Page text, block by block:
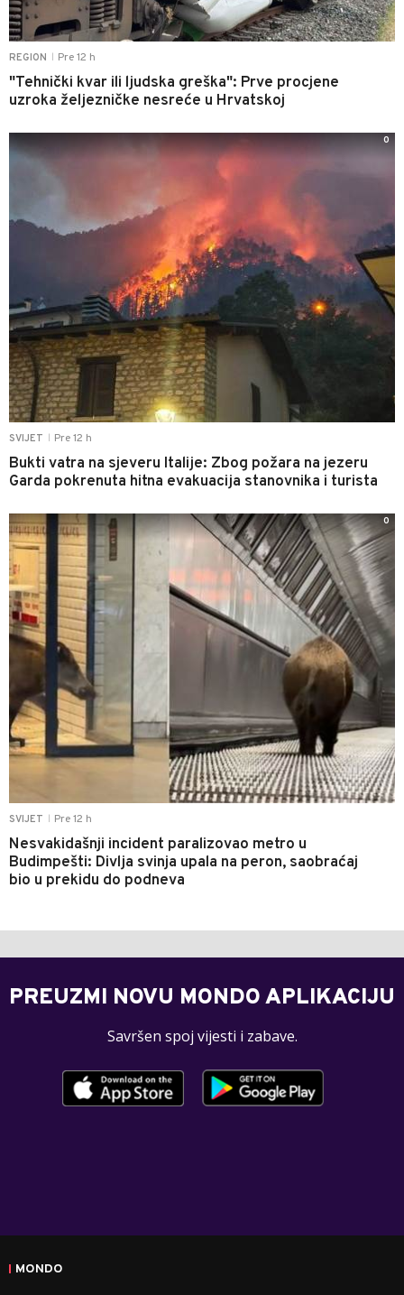
REGION Pre 12 h
"Tehnički kvar ili ljudska greška": Prve procjene
uzroka željezničke nesreće u Hrvatskoj
SVIJET Pre 12 h
Bukti vatra na sjeveru Italije: Zbog požara na jezeru
Garda pokrenuta hitna evakuacija stanovnika i turista
0
SVIJET Pre 12 h
Nesvakidašnji incident paralizovao metro u
Budimpešti: Divlja svinja upala na peron, saobraćaj
bio u prekidu do podneva
0
PREUZMI NOVU MONDO APLIKACIJU
Savršen spoj vijesti i zabave.
MONDO